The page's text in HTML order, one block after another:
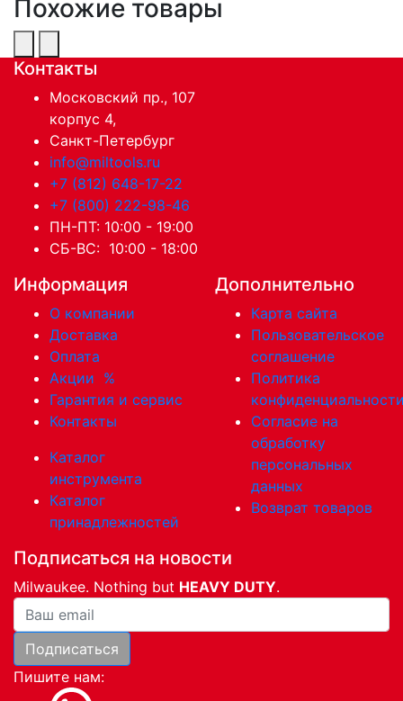
Похожие товары
Контакты
Московский пр., 107
корпус 4,
Санкт-Петербург
info@miltools.ru
+7 (812) 648-17-22
+7 (800) 222-98-46
ПН-ПТ: 10:00 - 19:00
СБ-ВС: 10:00 - 18:00
Информация
О компании
Доставка
Оплата
Акции %
Гарантия и сервис
Контакты
Каталог
инструмента
Каталог
принадлежностей
Дополнительно
Карта сайта
Пользовательское
соглашение
Политика
Согласие на
обработку
персональных
данных
Возврат товаров
Подписаться на новости
Milwaukee. Nothing but HEAVY DUTY.
Ваша почта
Подписаться
Пишите нам: